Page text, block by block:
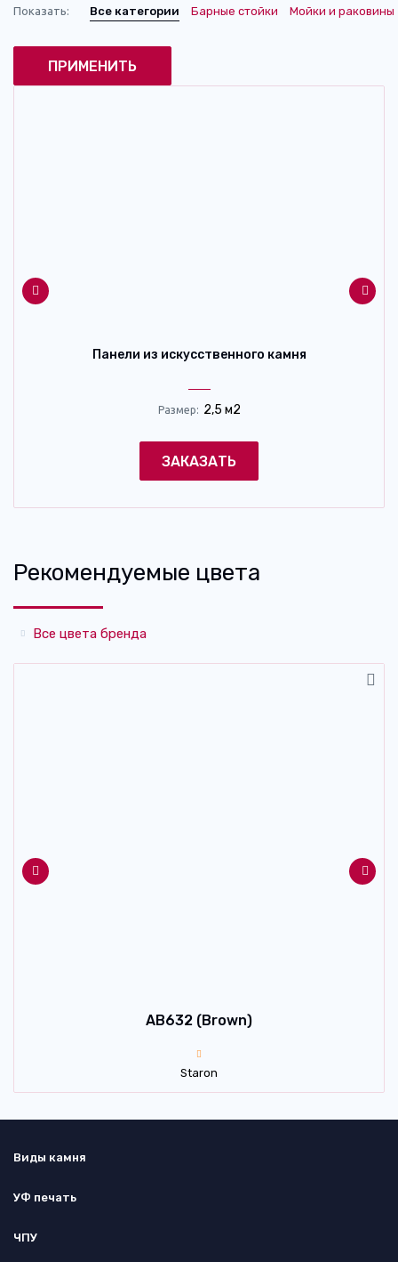
Показать: Все категории Барные стойки Мойки и раковины
Панели из искусственного камня
Размер: 2,5 м2
ЗАКАЗАТЬ
Рекомендуемые цвета
Все цвета бренда
AB632 (Brown)
Staron
Виды камня
УФ печать
ЧПУ